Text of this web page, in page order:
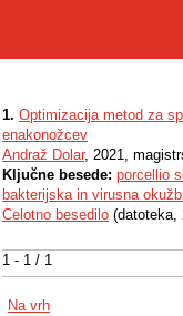
1 - 1 / 1
1. Optimizacija metod za
enakonožcev
Andraž Dolar, 2021,
Ključne besede: porcellio
bakterijska in virusna
Celotno besedilo (datoteka,
Na vrh